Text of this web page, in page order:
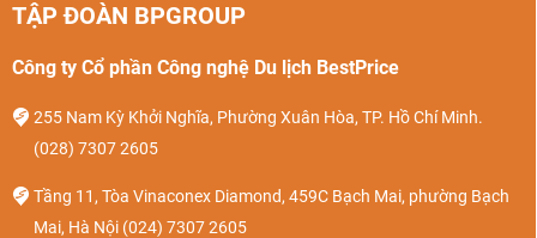
TẬP ĐOÀN BPGROUP
Công ty Cổ phần Công nghệ Du lịch BestPrice
255 Nam Kỳ Khởi Nghĩa, Phường Xuân Hòa, TP. Hồ Chí Minh.
(028) 7307 2605
Tầng 11, Tòa Vinaconex Diamond, 459C Bạch Mai, phường Bạch
Mai, Hà Nội (024) 7307 2605